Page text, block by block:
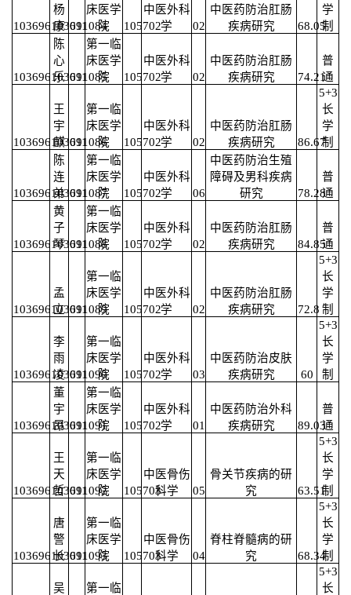
103696103691084
杨
康 011
床医学
院
105702
中医外科
学
02
中医药防治肛肠
疾病研究
68.05
学
制
103696103691085
陈
心
乐 011
第一临
床医学
院
105702
中医外科
学
02
中医药防治肛肠
疾病研究
74.21
普
通
103696103691086
王
宇
麒 011
第一临
床医学
院
105702
中医外科
学
02
中医药防治肛肠
疾病研究
86.67
5+3
长
学
制
103696103691087
陈
连
弟 011
第一临
床医学
院
105702
中医外科
学
06
中医药防治生殖
障碍及男科疾病
研究
78.28
普
通
103696103691088
黄
子
琴 011
第一临
床医学
院
105702
中医外科
学
02
中医药防治肛肠
疾病研究
84.85
普
通
103696103691089
孟
立 011
第一临
床医学
院
105702
中医外科
学
02
中医药防治肛肠
疾病研究
72.8
5+3
长
学
制
103696103691090
李
雨
凌 011
第一临
床医学
院
105702
中医外科
学
03
中医药防治皮肤
疾病研究
60
5+3
长
学
制
103696103691091
董
宇
昂 011
第一临
床医学
院
105702
中医外科
学
01
中医药防治外科
疾病研究
89.03
普
通
103696103691092
王
天
哲 011
第一临
床医学
院
105703
中医骨伤
科学
05
骨关节疾病的研
究
63.51
5+3
长
学
制
103696103691093
唐
警
长 011
第一临
床医学
院
105703
中医骨伤
科学
04
脊柱脊髓病的研
究
68.34
5+3
长
学
制
吴
第一临
5+3
长